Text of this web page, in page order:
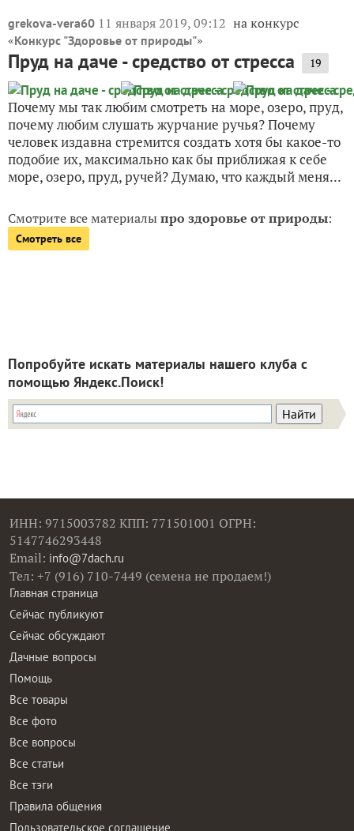
grekova-vera60 11 января 2019, 09:12 на конкурс
«Конкурс "Здоровье от природы"»
Пруд на даче - средство от стресса 19
Почему мы так любим смотреть на море, озеро, пруд,
почему любим слушать журчание ручья? Почему
человек издавна стремится создать хотя бы какое-то
подобие их, максимально как бы приближая к себе
море, озеро, пруд, ручей? Думаю, что каждый меня...
Смотрите все материалыпро здоровье от природы:
Смотреть все
Попробуйте искать материалы нашего клуба с
помощью Яндекс.Поиск!
ИНН: 9715003782 КПП: 771501001 ОГРН:
5147746293448
Email: info@7dach.ru
Тел: +7 (916) 710-7449 (семена не продаем!)
Главная страница
Сейчас публикуют
Сейчас обсуждают
Дачные вопросы
Помощь
Все товары
Все фото
Все вопросы
Все статьи
Все тэги
Правила общения
Пользовательское соглашение